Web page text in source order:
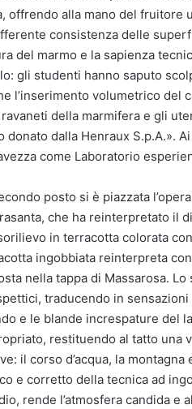
offrendo alla mano del fruitore
consistenza delle
del marmo e la sapienza
gli studenti hanno saputo
l’inserimento volumetrico del
della marmifera e gli
donato dalla Henraux S.p.A.».
come Laboratorio
posto si è piazzata
che ha reinterpretato il
in terracotta colorata
ingobbiata reinterpreta
nella tappa di Massarosa.
traducendo in
e le blande increspature del
restituendo al tatto una
il corso d’acqua, la
e corretto della tecnica ad
rende l’atmosfera candida